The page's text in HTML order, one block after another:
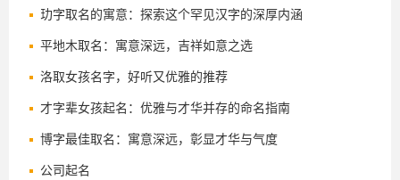
祥好名
玏字取名的寓意：探索这个罕见汉字的深厚内涵
平地木取名：寓意深远，吉祥如意之选
洛取女孩名字，好听又优雅的推荐
才字辈女孩起名：优雅与才华并存的命名指南
博字最佳取名：寓意深远，彰显才华与气度
公司起名